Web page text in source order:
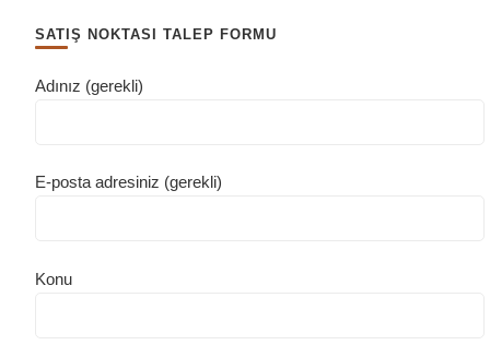
SATIŞ NOKTASI TALEP FORMU
Adınız (gerekli)
E-posta adresiniz (gerekli)
Konu